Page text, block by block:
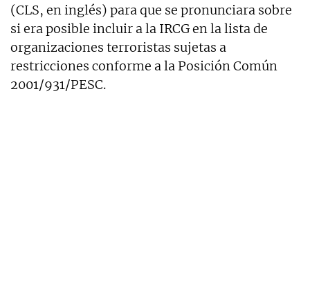
(CLS, en inglés) para que se pronunciara sobre
si era posible incluir a la IRCG en la lista de
organizaciones terroristas sujetas a
restricciones conforme a la Posición Común
2001/931/PESC.